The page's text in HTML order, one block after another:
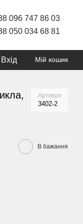
096 747 86 03
050 034 68 81
Вхід Мій кошик
Артикул
3402-2
В бажання